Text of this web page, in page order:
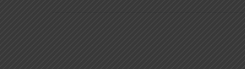
urbana e o perfil da frota veicular